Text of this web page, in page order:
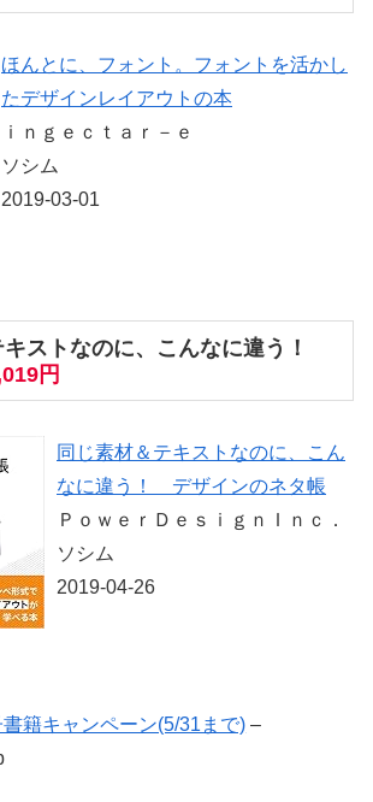
ほんとに、フォント。フォントを活かし
たデザインレイアウトの本
ｉｎｇｅｃｔａｒ－ｅ
ソシム
2019-03-01
ストなのに、こんなに違う！
円
同じ素材＆テキストなのに、こん
なに違う！ デザインのネタ帳
ＰｏｗｅｒＤｅｓｉｇｎＩｎｃ．
ソシム
2019-04-26
籍キャンペーン(5/31まで) –